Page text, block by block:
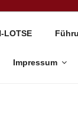
LOTSE
Impressum